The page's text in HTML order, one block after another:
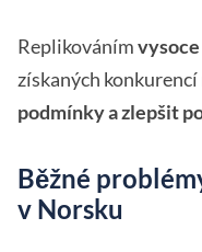
Replikováním
získaných
podmínky a zlepšit
Běžné
v Norsku